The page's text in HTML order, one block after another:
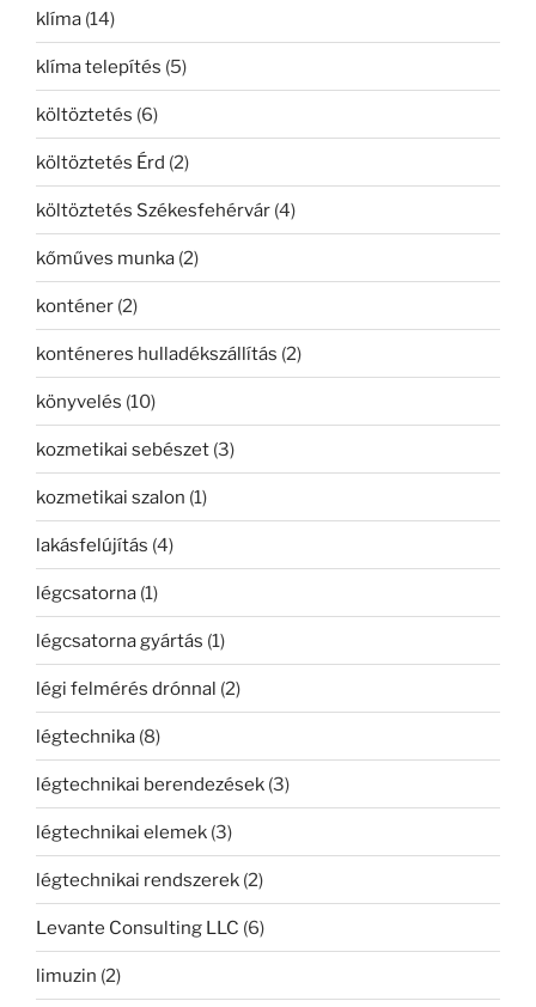
klíma (14)
klíma telepítés (5)
költöztetés (6)
költöztetés Érd (2)
költöztetés Székesfehérvár (4)
kőműves munka (2)
konténer (2)
konténeres hulladékszállítás (2)
könyvelés (10)
kozmetikai sebészet (3)
kozmetikai szalon (1)
lakásfelújítás (4)
légcsatorna (1)
légcsatorna gyártás (1)
légi felmérés drónnal (2)
légtechnika (8)
légtechnikai berendezések (3)
légtechnikai elemek (3)
légtechnikai rendszerek (2)
Levante Consulting LLC (6)
limuzin (2)